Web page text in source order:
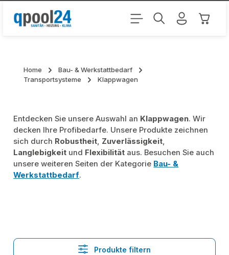
Zum Hauptinhalt springen
Home
Bau- & Werkstattbedarf
Transportsysteme
Klappwagen
Entdecken Sie unsere Auswahl an Klappwagen. Wir
decken Ihre Profibedarfe. Unsere Produkte zeichnen
sich durch Robustheit, Zuverlässigkeit,
Langlebigkeit und Flexibilität aus. Besuchen Sie auch
unsere weiteren Seiten der Kategorie Bau- &
Werkstattbedarf.
Produkte filtern